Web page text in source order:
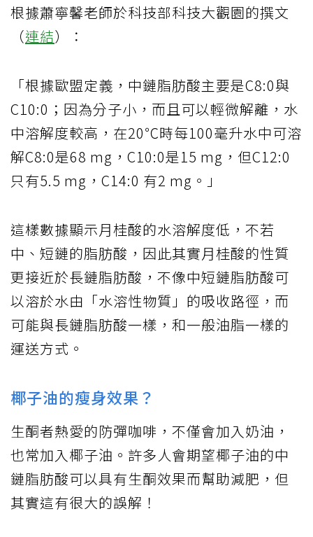
根據蕭寧馨老師於科技部科技大觀園的撰文
（連結）：
「根據歐盟定義，中鏈脂肪酸主要是C8:0與
C10:0；因為分子小，而且可以輕微解離，水
中溶解度較高，在20℃時每100毫升水中可溶
解C8:0是68 mg，C10:0是15 mg，但C12:0
只有5.5 mg，C14:0 有2 mg。」
這樣數據顯示月桂酸的水溶解度低，不若
中、短鏈的脂肪酸，因此其實月桂酸的性質
更接近於長鏈脂肪酸，不像中短鏈脂肪酸可
以溶於水由「水溶性物質」的吸收路徑，而
可能與長鏈脂肪酸一樣，和一般油脂一樣的
運送方式。
椰子油的瘦身效果？
生酮者熱愛的防彈咖啡，不僅會加入奶油，
也常加入椰子油。許多人會期望椰子油的中
鏈脂肪酸可以具有生酮效果而幫助減肥，但
其實這有很大的誤解！